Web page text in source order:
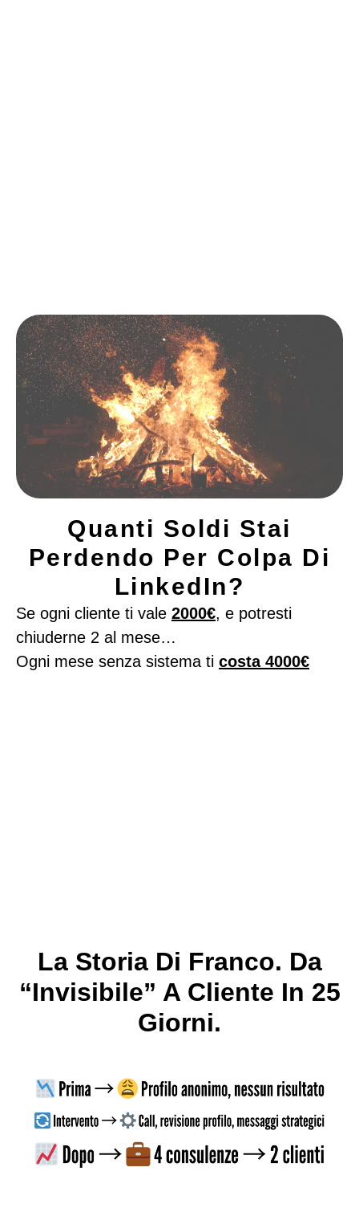
Quanti Soldi Stai
Perdendo Per Colpa Di
LinkedIn?
Se ogni cliente ti vale 2000€, e potresti
chiuderne 2 al mese…
Ogni mese senza sistema ti costa 4000€
La Storia Di Franco. Da
“invisibile” A Cliente In 25
Giorni.